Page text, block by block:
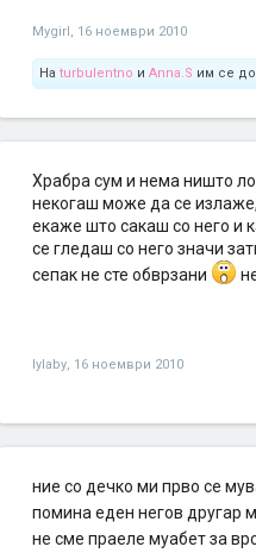
Mygirl, 16 ноември 2010
На turbulentno и Anna.S им се
Храбра сум и нема ништо
некогаш може да се
екаже што сакаш со него и
се гледаш со него значи
сепак не сте обврзани
lylaby, 16 ноември 2010
ние со дечко ми прво се
помина еден негов другар
не сме праеле муабет за